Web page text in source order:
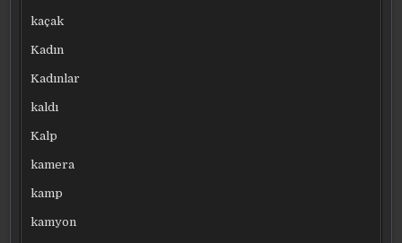
kaçak
Kadın
Kadınlar
kaldı
Kalp
kamera
kamp
kamyon